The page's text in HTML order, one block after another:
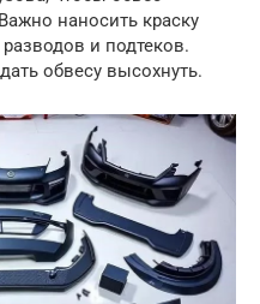
наносить краску
и подтеков.
обвесу высохнуть.